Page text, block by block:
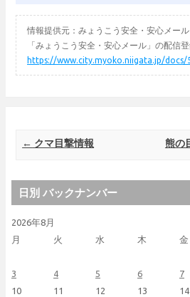
情報提供元：みょうこう安全・安心メール
「みょうこう安全・安心メール」の配信
https://www.city.myoko.niigata.jp/docs/
Post navigation
← クマ目撃情報 熊の
日別 バックナンバー
2026年8月
月
火 水 木 金
3
4 5 6 7
10
11 12 13 14